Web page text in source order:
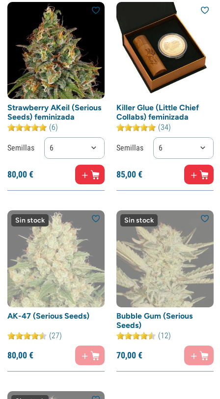
Strawberry AKeil (Serious
Seeds) feminizada
(6)
Semillas 6
80,00€
Killer Glue (Little Chief
Collabs) feminizada
(34)
Semillas 6
85,00€
Sin stock
AK-47 (Serious Seeds)
(27)
80,00€
Sin stock
Bubble Gum (Serious
Seeds)
(12)
70,00€